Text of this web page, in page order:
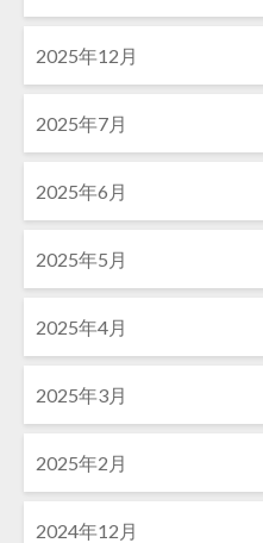
2025年12月
2025年7月
2025年6月
2025年5月
2025年4月
2025年3月
2025年2月
2024年12月